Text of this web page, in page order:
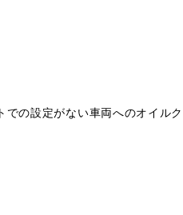
の設定がない車両へのオイルク